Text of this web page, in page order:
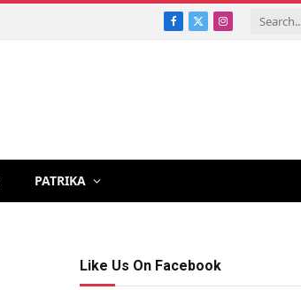
Facebook
X
Instagram
PATRIKA
Like Us On Facebook